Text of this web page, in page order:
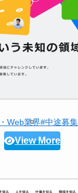
Web業界#中途募集
View More